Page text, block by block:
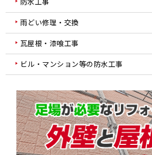
雨どい修理・交換
瓦屋根・漆喰工事
ビル・マンション等の防水工事